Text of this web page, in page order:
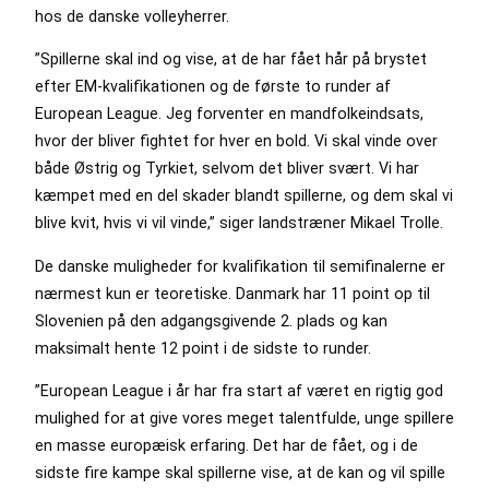
hos de danske volleyherrer.
”Spillerne skal ind og vise, at de har fået hår på brystet
efter EM-kvalifikationen og de første to runder af
European League. Jeg forventer en mandfolkeindsats,
hvor der bliver fightet for hver en bold. Vi skal vinde over
både Østrig og Tyrkiet, selvom det bliver svært. Vi har
kæmpet med en del skader blandt spillerne, og dem skal vi
blive kvit, hvis vi vil vinde,” siger landstræner Mikael Trolle.
De danske muligheder for kvalifikation til semifinalerne er
nærmest kun er teoretiske. Danmark har 11 point op til
Slovenien på den adgangsgivende 2. plads og kan
maksimalt hente 12 point i de sidste to runder.
”European League i år har fra start af været en rigtig god
mulighed for at give vores meget talentfulde, unge spillere
en masse europæisk erfaring. Det har de fået, og i de
sidste fire kampe skal spillerne vise, at de kan og vil spille